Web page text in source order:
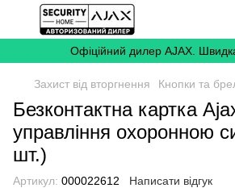
Офіційний дилер AJAX.
Захист від вторгнення Кнопки та
Безконтактна картка
управління охоронною
шт.)
Артикул: 000022612 Написати відгук